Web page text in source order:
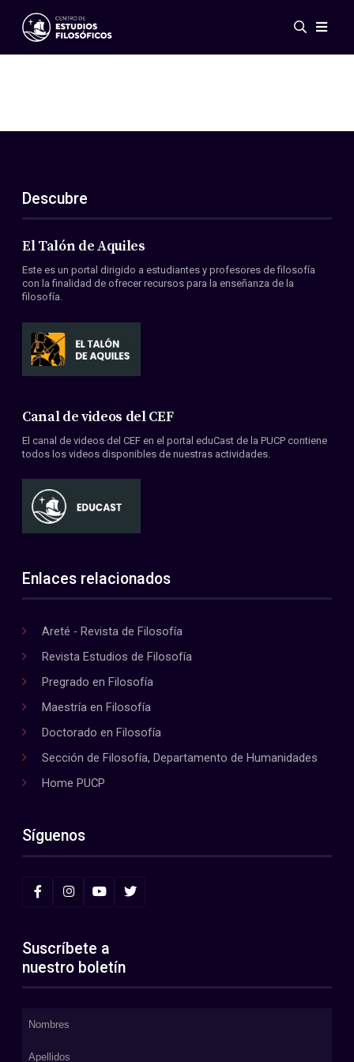
Eventos
ES
EN
Acerca de nosotros
Miembros
Convenios
Descubre
El Talón de Aquiles
Este es un portal dirigido a estudiantes y profesores de filosofía
con la finalidad de ofrecer recursos para la enseñanza de la
filosofía.
Canal de videos del CEF
El canal de videos del CEF en el portal eduCast de la PUCP contiene
todos los videos disponibles de nuestras actividades.
Enlaces relacionados
Areté - Revista de Filosofía
Revista Estudios de Filosofía
Pregrado en Filosofía
Maestría en Filosofía
Doctorado en Filosofía
Sección de Filosofía, Departamento de Humanidades
Home PUCP
Síguenos
Suscríbete a
nuestro boletín